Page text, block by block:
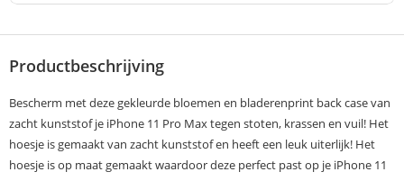
Productbeschrijving
Bescherm met deze gekleurde bloemen en bladerenprint back case van
zacht kunststof je iPhone 11 Pro Max tegen stoten, krassen en vuil! Het
hoesje is gemaakt van zacht kunststof en heeft een leuk uiterlijk! Het
hoesje is op maat gemaakt waardoor deze perfect past op je iPhone 11